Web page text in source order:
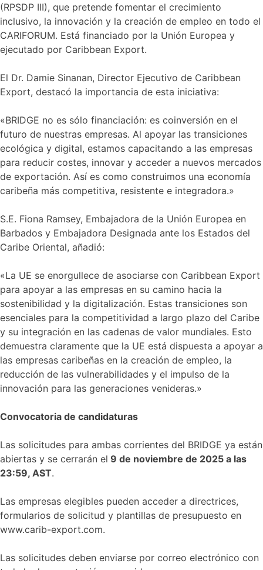
(RPSDP III), que pretende fomentar el crecimiento
inclusivo, la innovación y la creación de empleo en todo el
CARIFORUM. Está financiado por la Unión Europea y
ejecutado por Caribbean Export.
El Dr. Damie Sinanan, Director Ejecutivo de Caribbean
Export, destacó la importancia de esta iniciativa:
«BRIDGE no es sólo financiación: es coinversión en el
futuro de nuestras empresas. Al apoyar las transiciones
ecológica y digital, estamos capacitando a las empresas
para reducir costes, innovar y acceder a nuevos mercados
de exportación. Así es como construimos una economía
caribeña más competitiva, resistente e integradora.»
S.E. Fiona Ramsey, Embajadora de la Unión Europea en
Barbados y Embajadora Designada ante los Estados del
Caribe Oriental, añadió:
«La UE se enorgullece de asociarse con Caribbean Export
para apoyar a las empresas en su camino hacia la
sostenibilidad y la digitalización. Estas transiciones son
esenciales para la competitividad a largo plazo del Caribe
y su integración en las cadenas de valor mundiales. Esto
demuestra claramente que la UE está dispuesta a apoyar a
las empresas caribeñas en la creación de empleo, la
reducción de las vulnerabilidades y el impulso de la
innovación para las generaciones venideras.»
Convocatoria de candidaturas
Las solicitudes para ambas corrientes del BRIDGE ya están
abiertas y se cerrarán el 9 de noviembre de 2025 a las
23:59, AST.
Las empresas elegibles pueden acceder a directrices,
formularios de solicitud y plantillas de presupuesto en
www.carib-export.com.
Las solicitudes deben enviarse por correo electrónico con